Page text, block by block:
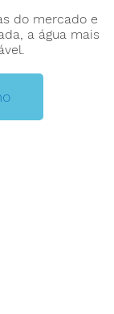
do mercado e
a água mais